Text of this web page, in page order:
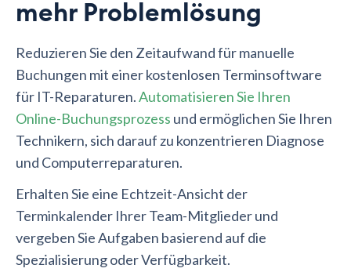
mehr Problemlösung
Reduzieren Sie den Zeitaufwand für manuelle
Buchungen mit einer kostenlosen Terminsoftware
für IT-Reparaturen.Automatisieren Sie Ihren
Online-Buchungsprozess und ermöglichen Sie Ihren
Technikern, sich darauf zu konzentrieren Diagnose
und Computerreparaturen.
Erhalten Sie eine Echtzeit-Ansicht der
Terminkalender Ihrer Team-Mitglieder und
vergeben Sie Aufgaben basierend auf die
Spezialisierung oder Verfügbarkeit.